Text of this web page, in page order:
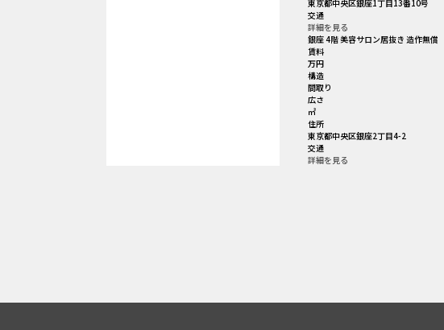
東京都中央区銀座1丁目13番10号
交通
詳細を見る
銀座 4階 美容サロン居抜き 造作無償
賃料
万円
構造
間取り
広さ
㎡
住所
東京都中央区銀座2丁目4-2
交通
詳細を見る